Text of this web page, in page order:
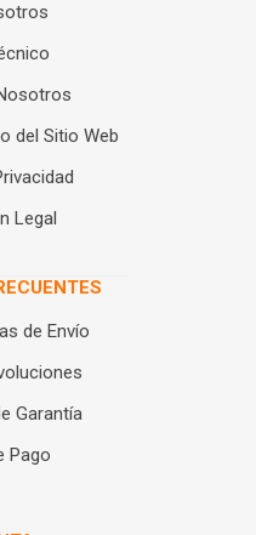
del Sitio Web
Legal
de Envío
Garantía
Pago